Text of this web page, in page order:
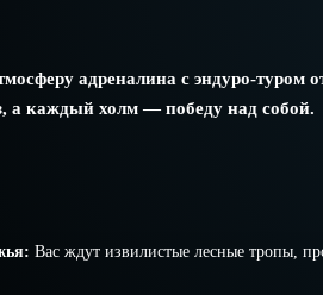
адреналина с эндуро-
а каждый холм — победу над собой.
Вас ждут извилистые лесные тропы,